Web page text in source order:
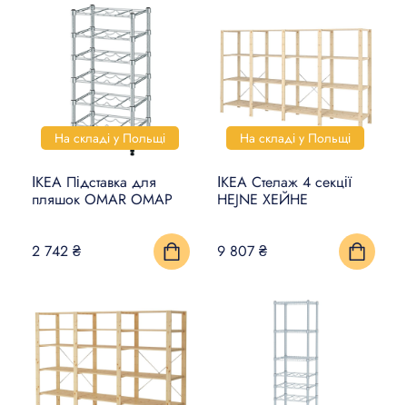
На складі у Польщі
ІКЕА Підставка для
пляшок OMAR ОМАР
2 742 ₴
На складі у Польщі
ІКЕА Стелаж 4 секції
HEJNE ХЕЙНЕ
9 807 ₴